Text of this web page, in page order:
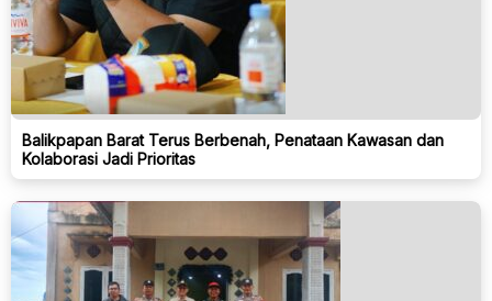
Balikpapan Barat Terus Berbenah, Penataan Kawasan dan
Kolaborasi Jadi Prioritas